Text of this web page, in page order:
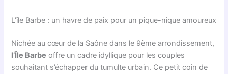
L’île Barbe : un havre de paix pour un pique-nique amoureux
Nichée au cœur de la Saône dans le 9ème arrondissement,
l’Île Barbe offre un cadre idyllique pour les couples
souhaitant s’échapper du tumulte urbain. Ce petit coin de